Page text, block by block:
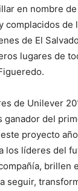
en nombre
complacidos de
de El
lugares de
de Unilever
ganador del
proyecto
los líderes del
brillen
seguir,